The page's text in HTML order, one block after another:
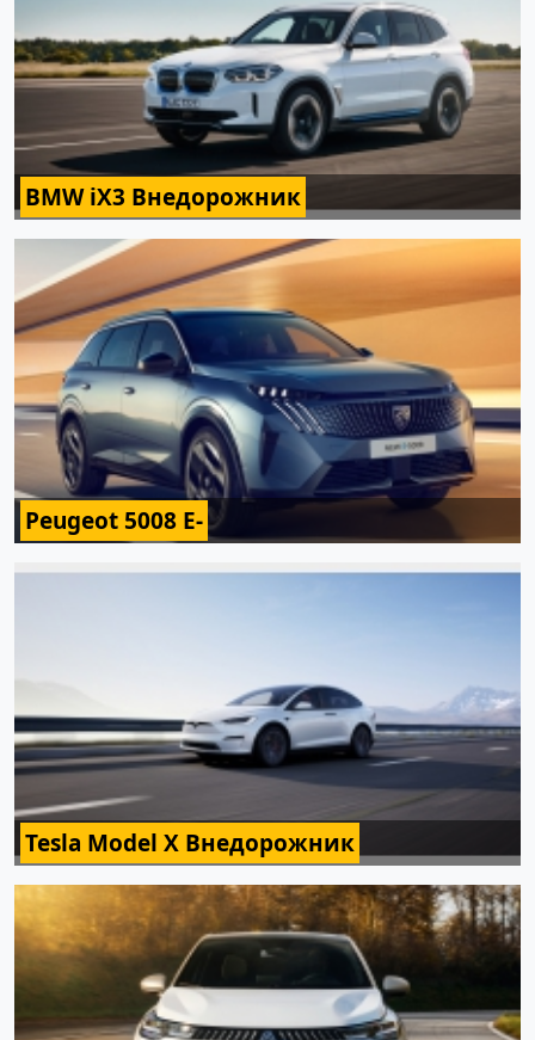
BMW iX3 Внедорожник
Peugeot 5008 E-
Tesla Model X Внедорожник